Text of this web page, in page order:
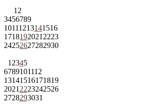
1 2
3456789
10111213141516
1718192021 2223
24252627282930
1 2345
6789101112
13141516171819
2021 2223242526
2728293031